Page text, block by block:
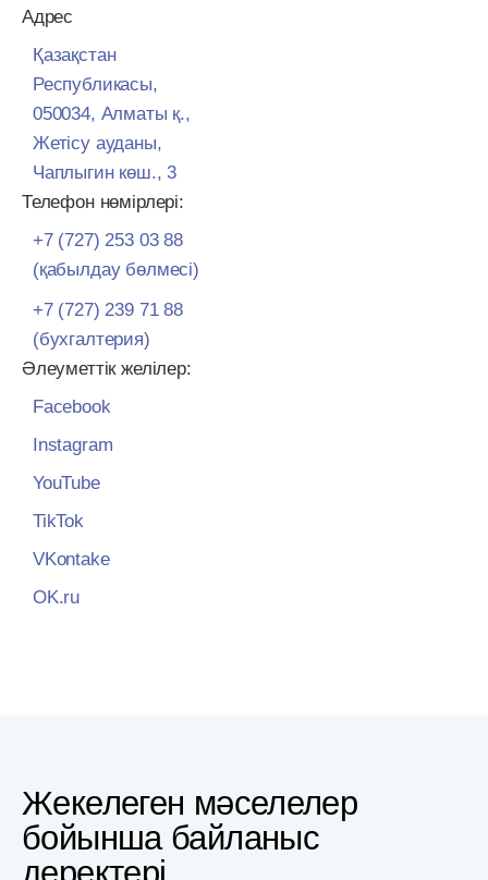
Адрес
Қазақстан
Республикасы,
050034, Алматы қ.,
Жетісу ауданы,
Чаплыгин көш., 3
Телефон нөмірлері:
+7 (727) 253 03 88
(қабылдау бөлмесі)
+7 (727) 239 71 88
(бухгалтерия)
Әлеуметтік желілер:
Facebook
Instagram
YouTube
TikTok
VKontake
OK.ru
Жекелеген мәселелер
бойынша байланыс